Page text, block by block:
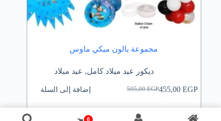
مجموعة بالون ميكي ماوس
ديكور عيد ميلاد كامل, عيد ميلاد
505,00EGP
السعر455,00 EGP
السعر
إضافة إلى السلة
0